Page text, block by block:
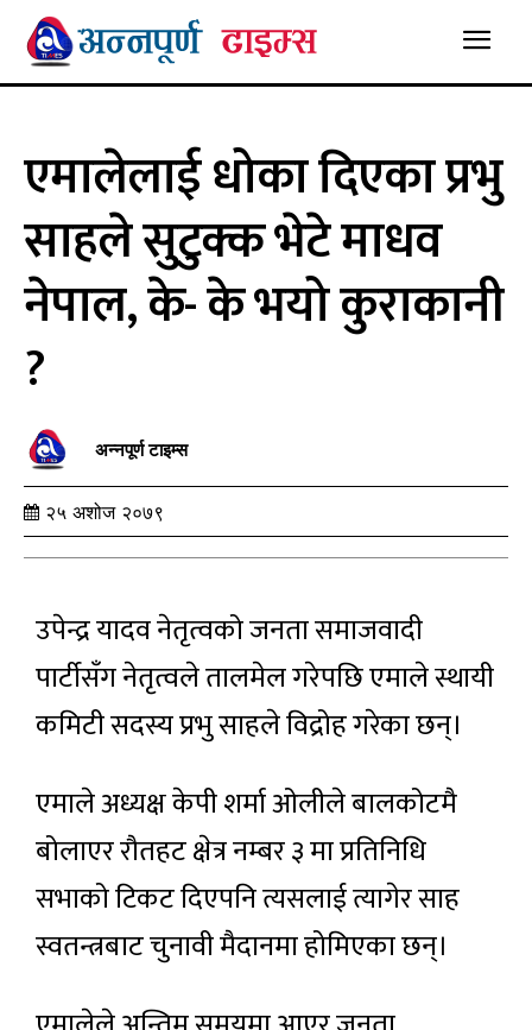
एमालेलाई धोका दिएका प्रभु
साहले सुटुक्क भेटे माधव
नेपाल, के- के भयो कुराकानी
?
अन्नपूर्ण टाइम्स
२५ अशोज २०७९
उपेन्द्र यादव नेतृत्वको जनता समाजवादी
पार्टीसँग नेतृत्वले तालमेल गरेपछि एमाले स्थायी
कमिटी सदस्य प्रभु साहले विद्रोह गरेका छन्।
एमाले अध्यक्ष केपी शर्मा ओलीले बालकोटमै
बोलाएर रौतहट क्षेत्र नम्बर ३ मा प्रतिनिधि
सभाको टिकट दिएपनि त्यसलाई त्यागेर साह
स्वतन्त्रबाट चुनावी मैदानमा होमिएका छन्।